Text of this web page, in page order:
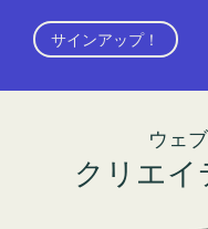
サインアップ！
ウェ
クリエイ